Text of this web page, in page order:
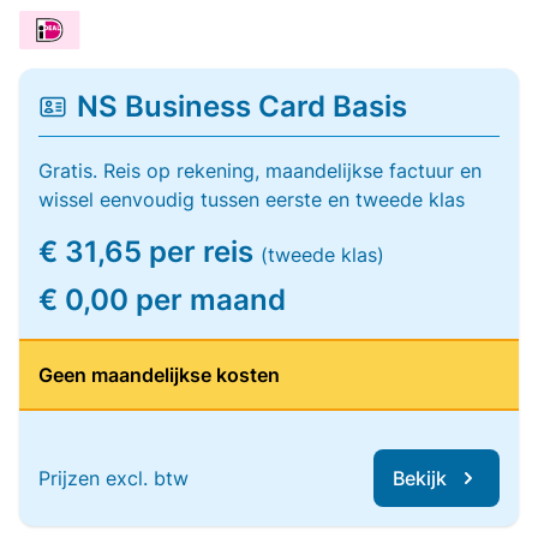
NS Business Card Basis
Gratis. Reis op rekening, maandelijkse factuur en
wissel eenvoudig tussen eerste en tweede klas
€ 31,65 per reis (tweede klas)
€ 0,00 per maand
Geen maandelijkse kosten
Prijzen excl. btw Bekijk